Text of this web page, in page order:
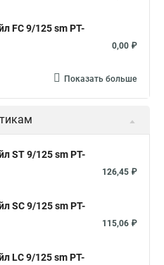
FC 9/125 sm PT-
0,00 ₽
Показать больше
ST 9/125 sm PT-
126,45 ₽
SC 9/125 sm PT-
115,06 ₽
LC 9/125 sm PT-